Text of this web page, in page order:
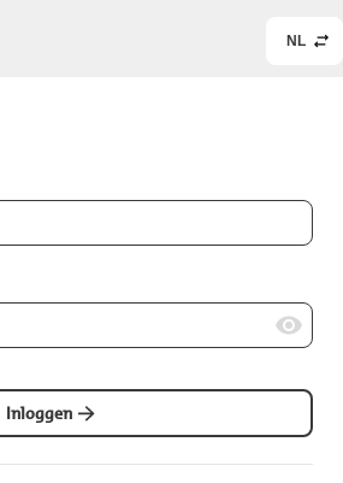
NL
Inloggen